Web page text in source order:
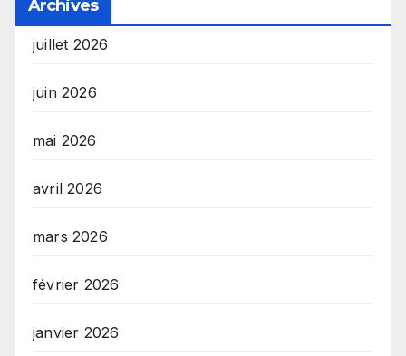
Archives
juillet 2026
juin 2026
mai 2026
avril 2026
mars 2026
février 2026
janvier 2026